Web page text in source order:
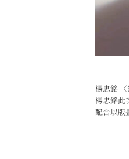
楊忠銘
楊忠銘此
配合以版